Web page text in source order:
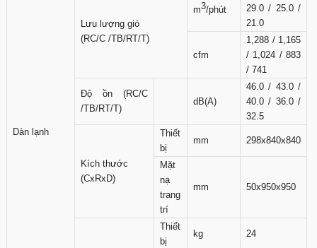
Dàn lạnh
Lưu lượng gió
(RC/C /TB/RT/T)
m3/phút
29.0 / 25.0 /
21.0
cfm
1,288 / 1,165
/ 1,024 / 883
/ 741
Độ ồn (RC/C
/TB/RT/T)
dB(A)
46.0 / 43.0 /
40.0 / 36.0 /
32.5
Kích thước
(CxRxD)
Thiết
bị
mm 298x840x840
Mặt
nạ
trang
trí
mm 50x950x950
Thiết
bị
kg 24